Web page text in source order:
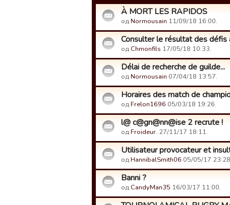
À MORT LES RAPIDOS
одNormousain 11/09/18 16:00.
Consulter le résultat des défis
од Chmonfils 17/05/18 10:33.
Délai de recherche de guilde...
одNormousain 07/04/18 13:57.
Horaires des match de
одFrelon1696 05/03/18 19:26.
l@ c@gn@nn@ise 2 recrute !
одFroideur. 27/11/17 18:11.
Utilisateur provocateur et
одHannibalSmith06 05/05/17
Banni ?
од CandyMan35 16/03/17 11:00.